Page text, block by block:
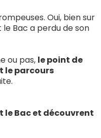
Oui, bien sur
Bac a perdu de son
ou pas, le point de
le parcours
Bac et découvrent